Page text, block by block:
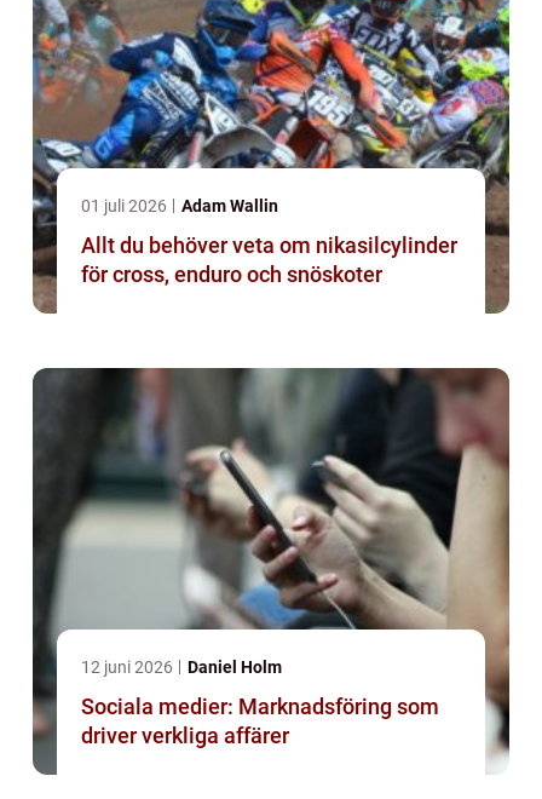
01 juli 2026 Adam Wallin
Allt du behöver veta om nikasilcylinder
för cross, enduro och snöskoter
12 juni 2026 Daniel Holm
Sociala medier: Marknadsföring som
driver verkliga affärer